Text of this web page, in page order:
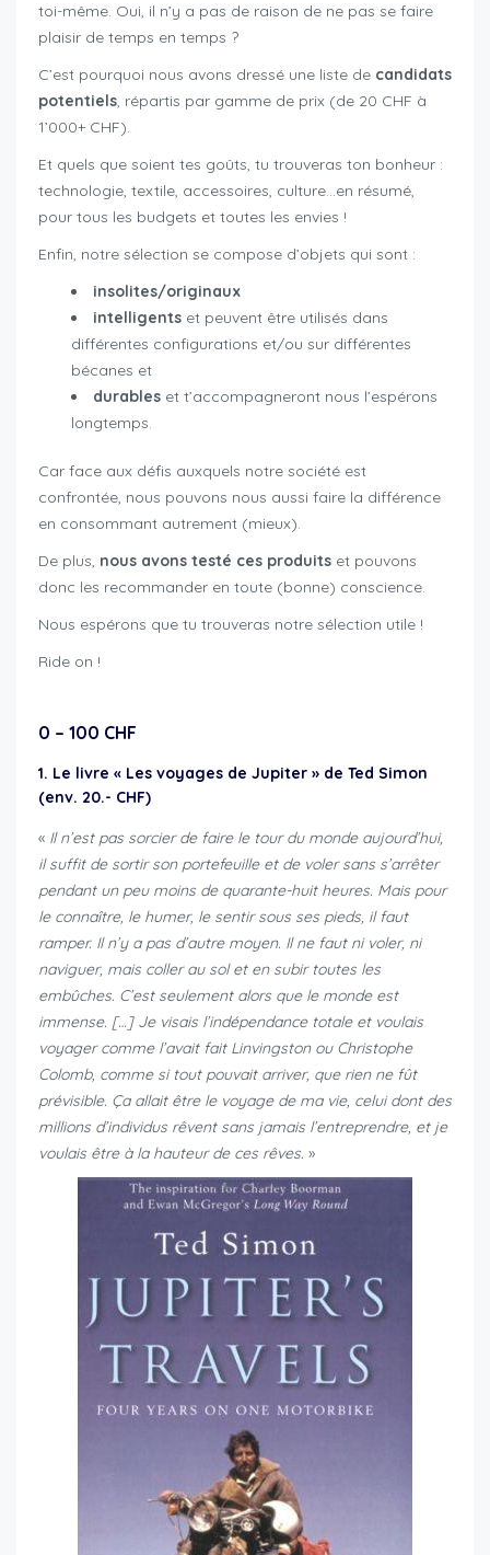
toi-même. Oui, il n’y a pas de raison de ne pas se faire
plaisir de temps en temps ?
C’est pourquoi nous avons dressé une liste de candidats
potentiels, répartis par gamme de prix (de 20 CHF à
1’000+ CHF).
Et quels que soient tes goûts, tu trouveras ton bonheur :
technologie, textile, accessoires, culture…en résumé,
pour tous les budgets et toutes les envies !
Enfin, notre sélection se compose d’objets qui sont :
insolites/originaux
intelligents et peuvent être utilisés dans
différentes configurations et/ou sur différentes
bécanes et
durables et t’accompagneront nous l’espérons
longtemps.
Car face aux défis auxquels notre société est
confrontée, nous pouvons nous aussi faire la différence
en consommant autrement (mieux).
De plus, nous avons testé ces produits et pouvons
donc les recommander en toute (bonne) conscience.
Nous espérons que tu trouveras notre sélection utile !
Ride on !
0 – 100 CHF
1. Le livre « Les voyages de Jupiter » de Ted Simon
(env. 20.- CHF)
« Il n’est pas sorcier de faire le tour du monde aujourd’hui,
il suffit de sortir son portefeuille et de voler sans s’arrêter
pendant un peu moins de quarante-huit heures. Mais pour
le connaître, le humer, le sentir sous ses pieds, il faut
ramper. Il n’y a pas d’autre moyen. Il ne faut ni voler, ni
naviguer, mais coller au sol et en subir toutes les
embûches. C’est seulement alors que le monde est
immense. […] Je visais l’indépendance totale et voulais
voyager comme l’avait fait Linvingston ou Christophe
Colomb, comme si tout pouvait arriver, que rien ne fût
prévisible. Ça allait être le voyage de ma vie, celui dont des
millions d’individus rêvent sans jamais l’entreprendre, et je
voulais être à la hauteur de ces rêves. »